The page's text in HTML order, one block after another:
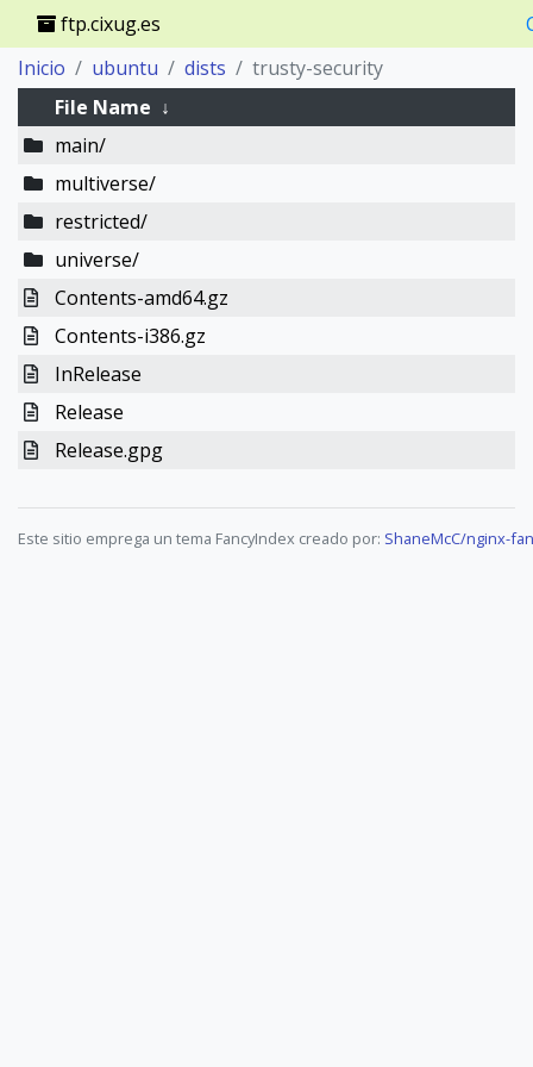
ftp.cixug.es
Inicio
ubuntu dists
trusty-security
File Name ↓
main/
multiverse/
restricted/
universe/
Contents-amd64.gz
Contents-i386.gz
InRelease
Release
Release.gpg
Este sitio emprega un tema FancyIndex creado por: ShaneMcC/nginx-